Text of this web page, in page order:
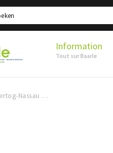
Information
Tout sur Baarle
Nassau